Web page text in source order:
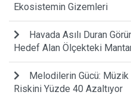
Ekosistemin Gizemleri
Havada Asılı Duran
Hedef Alan Ölçekteki
Melodilerin Gücü: Müzik
Riskini Yüzde 40 Azaltıyor